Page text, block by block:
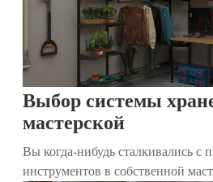
эффективно подготовить и
хранение, независимо от
Выбор системы
мастерской
Вы когда-нибудь сталкивались с
инструментов в собственной